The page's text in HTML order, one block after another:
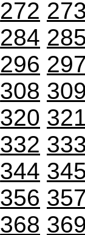
272
284
296
308
320
332
344
356
368